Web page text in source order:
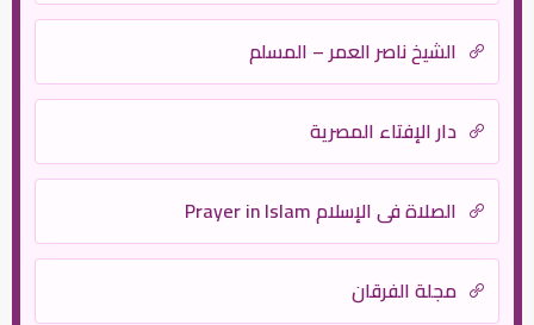
الشيخ ناصر العمر – المسلم
دار الإفتاء المصرية
الصلاة في الإسلام Prayer in Islam
مجلة الفرقان